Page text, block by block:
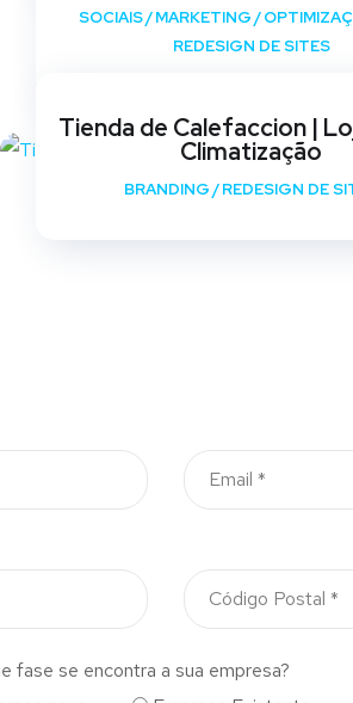
SOCIAIS/MARKETING/
REDESIGN DE SITES
Tienda de Calefaccion |
Climatização
BRANDING/REDESIGN DE
fase se encontra a sua empresa?